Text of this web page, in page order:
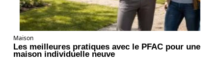
Maison
Les meilleures pratiques avec le PFAC pour une
maison individuelle neuve